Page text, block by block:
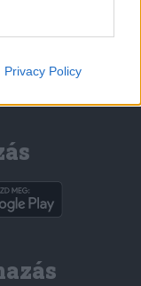
Privacy Policy